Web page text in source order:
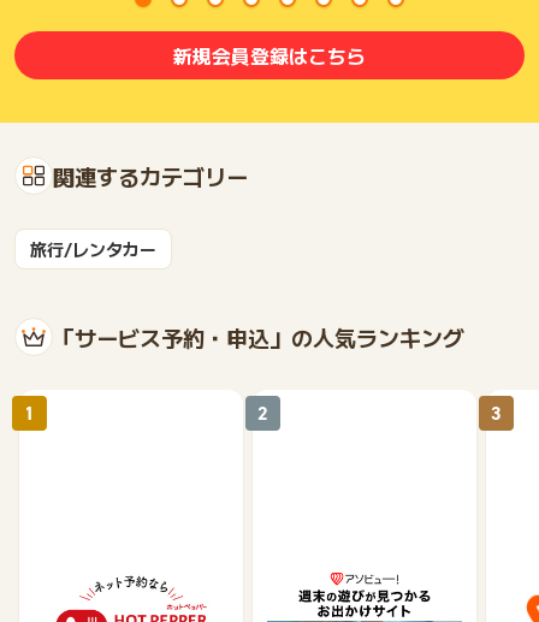
新規会員登録はこちら
関連するカテゴリー
旅行/レンタカー
「サービス予約・申込」の人気ランキング
【ホットペッパーグル
メ】レストラン予約
1
遊び予約／レジャーチケ
ット購入サイト「アソビ
2 3